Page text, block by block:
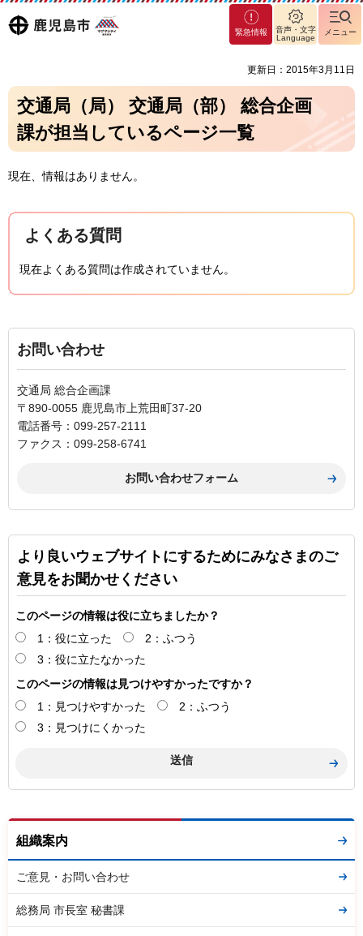
鹿児島
マグ
マシ
緊急情報
音声・文字
Language
メニュー
更新日：2015年3月11日
交通局（局） 交通局（部） 総合企画
課が担当しているページ一覧
現在、情報はありません。
よくある質問
現在よくある質問は作成されていません。
お問い合わせ
交通局 総合企画課
〒890-0055 鹿児島市上荒田町37-20
電話番号：099-257-2111
ファクス：099-258-6741
より良いウェブサイトにするためにみなさまのご
意見をお聞かせください
このページの情報は役に立ちましたか？
1：役に立った
2：ふつう
3：役に立たなかった
このページの情報は見つけやすかったですか？
1：見つけやすかった
2：ふつう
3：見つけにくかった
組織案内
ご意見・お問い合わせ
総務局 市長室 秘書課